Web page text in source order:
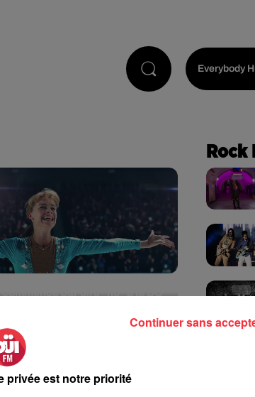
Everybody
Rock
privée est notre priorité
Continuer sans